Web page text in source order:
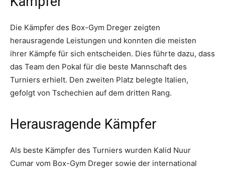
Die Kämpfer des Box-Gym Dreger zeigten
herausragende Leistungen und konnten die meisten
ihrer Kämpfe für sich entscheiden. Dies führte dazu, dass
das Team den Pokal für die beste Mannschaft des
Turniers erhielt. Den zweiten Platz belegte Italien,
gefolgt von Tschechien auf dem dritten Rang.
Herausragende Kämpfer
Als beste Kämpfer des Turniers wurden Kalid Nuur
Cumar vom Box-Gym Dreger sowie der international